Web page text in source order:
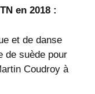
en 2018 :
et de danse
de suède pour
Coudroyà